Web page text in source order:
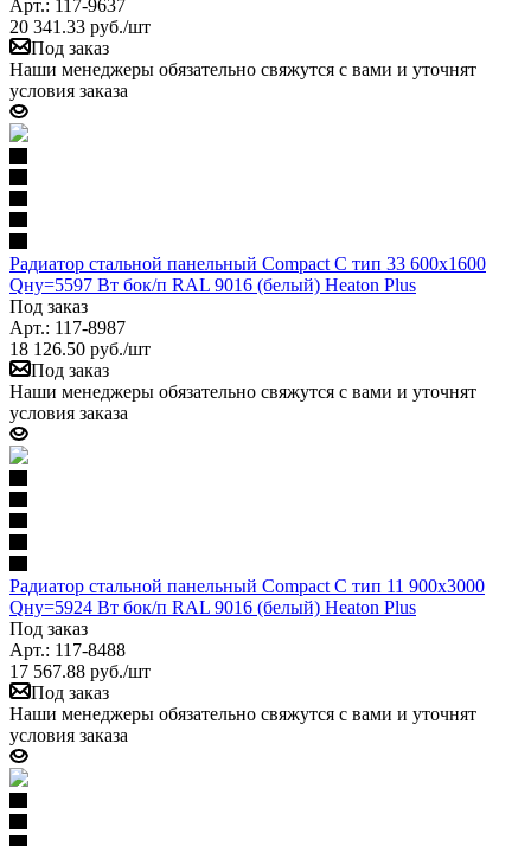
Арт.: 117-9637
20 341.33 руб./шт
Под заказ
Наши менеджеры обязательно свяжутся с вами и уточнят
условия заказа
Радиатор стальной панельный Compact C тип 33 600х1600
Qну=5597 Вт бок/п RAL 9016 (белый) Heaton Plus
Под заказ
Арт.: 117-8987
18 126.50 руб./шт
Под заказ
Наши менеджеры обязательно свяжутся с вами и уточнят
условия заказа
Радиатор стальной панельный Compact C тип 11 900х3000
Qну=5924 Вт бок/п RAL 9016 (белый) Heaton Plus
Под заказ
Арт.: 117-8488
17 567.88 руб./шт
Под заказ
Наши менеджеры обязательно свяжутся с вами и уточнят
условия заказа